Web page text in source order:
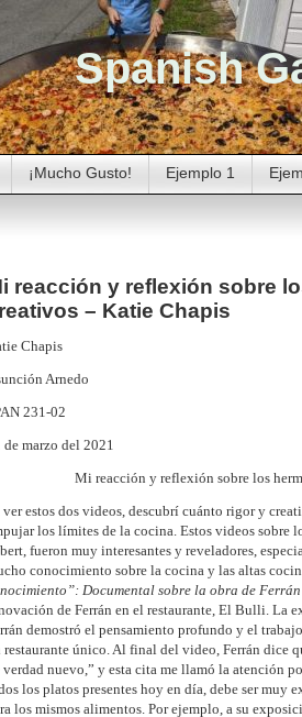
Spanish
¡Mucho Gusto! Ejemplo 1
reacción y reflexión sobre
– Katie Chapis
Chapis
Arnedo
231-02
de marzo del 2021
Mi reacción y reflexión sobre los
estos dos videos, descubrí cuánto rigor y
los límites de la cocina. Estos videos sobre
fueron muy interesantes y reveladores,
conocimiento sobre la cocina y las altas
Documental sobre la obra de
de Ferrán en el restaurante, El Bulli. La
demostró el pensamiento profundo y el
restaurante único. Al final del video, Ferrán dice
verdad nuevo,” y esta cita me llamó la atención
los platos presentes hoy en día, debe ser muy
los mismos alimentos. Por ejemplo, a su